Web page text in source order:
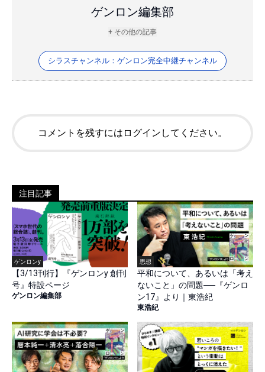
ゲンロン編集部
+ その他の記事
シラスチャンネル：ゲンロン完全中継チャンネル
コメントを残すにはログインしてください。
注目記事
ゲンロンy
【3/13刊行】『ゲンロンy 創刊
号』特設ページ
ゲンロン編集部
思想
平和について、あるいは「考え
ないこと」の問題──『ゲンロ
ン17』より｜東浩紀
東浩紀